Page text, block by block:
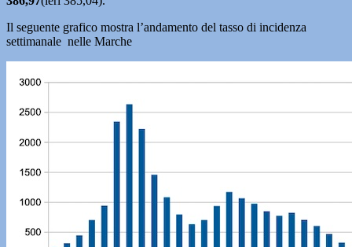
Il seguente grafico mostra l’andamento del tasso di incidenza
settimanale nelle Marche